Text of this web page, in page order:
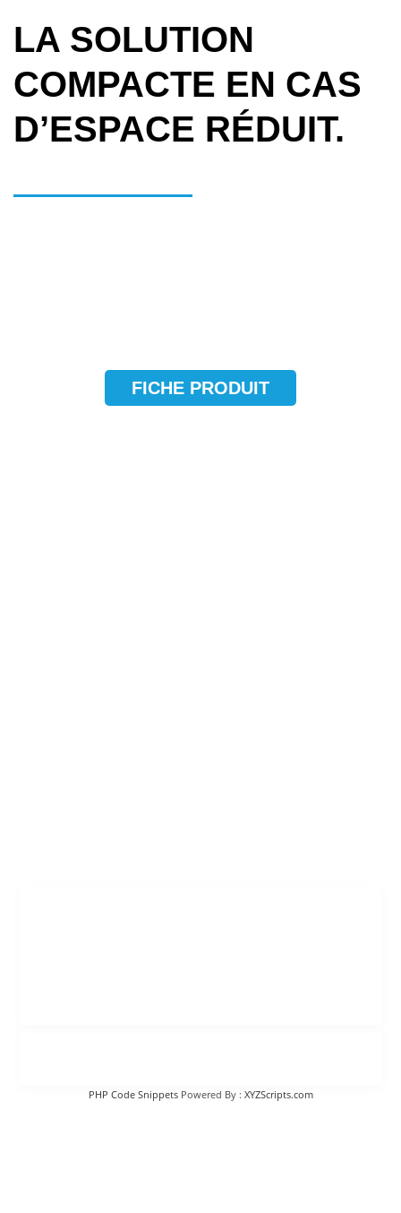
LA SOLUTION
COMPACTE EN CAS
D’ESPACE RÉDUIT.
FICHE PRODUIT
PHP Code SnippetsPowered By : XYZScripts.com